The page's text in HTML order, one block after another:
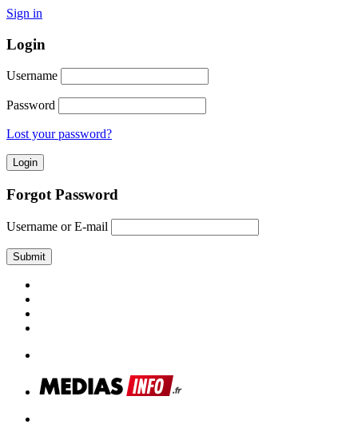
Sign in
Login
Username
Password
Lost your password?
Forgot Password
Username or E-mail